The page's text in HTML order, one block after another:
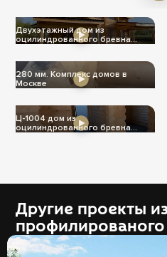
Двухэтажный дом из
оцилиндрованного бревна
280 мм. Комплекс домов в
Москве
Ц-1004 дом из
оцилиндрованного бревна
Другие проекты
профилированого